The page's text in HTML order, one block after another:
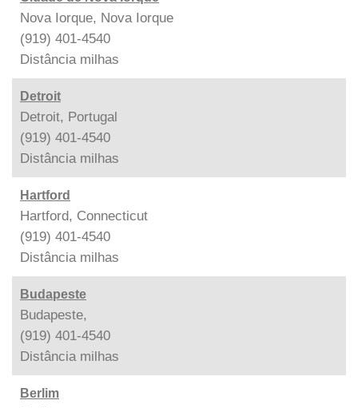
Nova Iorque, Nova Iorque
(919) 401-4540
Distância milhas
Detroit
Detroit, Portugal
(919) 401-4540
Distância milhas
Hartford
Hartford, Connecticut
(919) 401-4540
Distância milhas
Budapeste
Budapeste,
(919) 401-4540
Distância milhas
Berlim